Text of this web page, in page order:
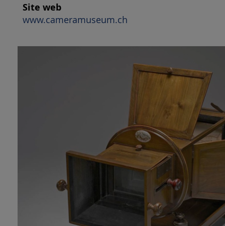
Site web
www.cameramuseum.ch